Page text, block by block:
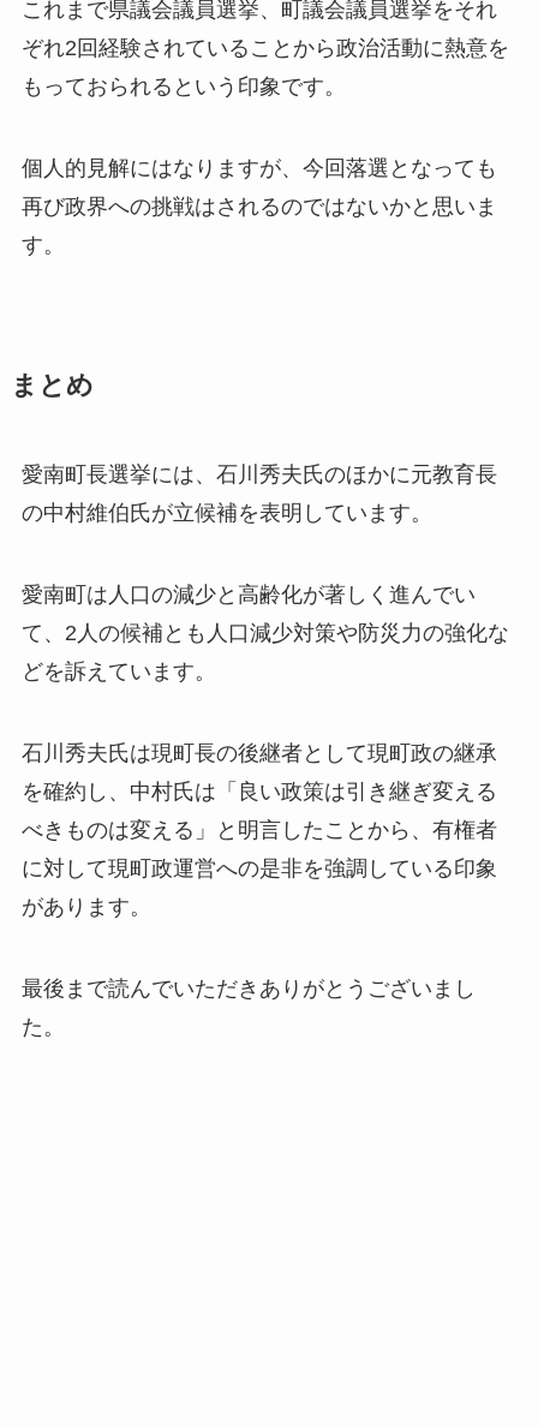
これまで県議会議員選挙、町議会議員選挙をそれ
ぞれ2回経験されていることから政治活動に熱意を
もっておられるという印象です。
個人的見解にはなりますが、今回落選となっても
再び政界への挑戦はされるのではないかと思いま
す。
まとめ
愛南町長選挙には、石川秀夫氏のほかに元教育長
の中村維伯氏が立候補を表明しています。
愛南町は人口の減少と高齢化が著しく進んでい
て、2人の候補とも人口減少対策や防災力の強化な
どを訴えています。
石川秀夫氏は現町長の後継者として現町政の継承
を確約し、中村氏は「 良い政策は引き継ぎ変える
べきものは変える 」と明言したことから、有権者
に対して現町政運営への是非を強調している印象
があります。
最後まで読んでいただきありがとうございまし
た。